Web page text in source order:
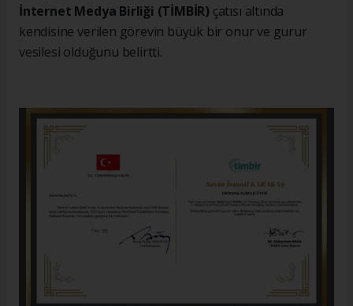
İnternet Medya Birliği (TİMBİR) çatısı altında
kendisine verilen görevin büyük bir onur ve gurur
vesilesi olduğunu belirtti.